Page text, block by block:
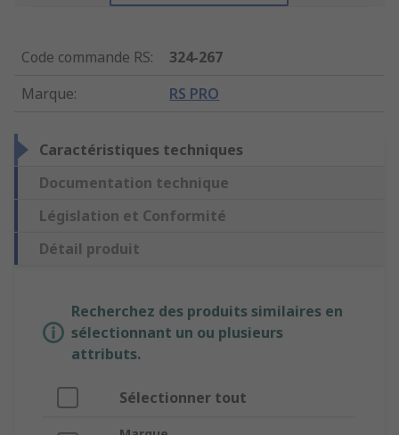
Code commande RS:
324-267
Marque: RS PRO
Caractéristiques techniques
Documentation technique
Législation et Conformité
Détail produit
Recherchez des produits similaires en
sélectionnant un ou plusieurs
attributs.
Sélectionner tout